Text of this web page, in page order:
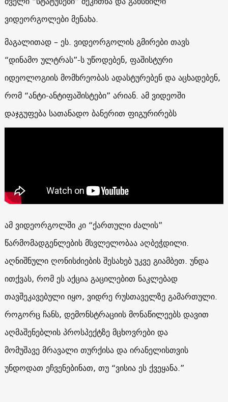
ვიდეორგოლები მენახა.
მაგალითად – ეს. ვიდეორგოლის გმირები თავს
“დინამო ულტრას”-ს უწოდებენ, ფაშისტური
იდეოლოგიის მომხრეობას ადასტურებენ და აცხადებენ,
რომ “ანტი-ანტიფაშისტები” არიან. ამ ვიდეოში
დაჯგუფება სათანადო ბანერით ფიგურირებს
ამ ვიდეორგოლში კი “ქართული ძალის”
წარმომადგენლების მსვლელობაა აღბეჭდილი.
აღნიშნული ღონისძიების შესახებ უკვე გიამბეთ. უნდა
ითქვას, რომ ეს აქცია გაცილებით ნაკლებად
თავშეკავებული იყო, ვიდრე რუსთაველზე გამართული.
როგორც ჩანს, დემონსტრაციის მონაწილეებს დავით
აღმაშენებლის პროსპექტზე მცხოვრები და
მომუშავე მრავალი თურქისა და ირანელისთვის
უნდოდათ ეჩვენებინათ, თუ “ვისია ეს ქვეყანა.”